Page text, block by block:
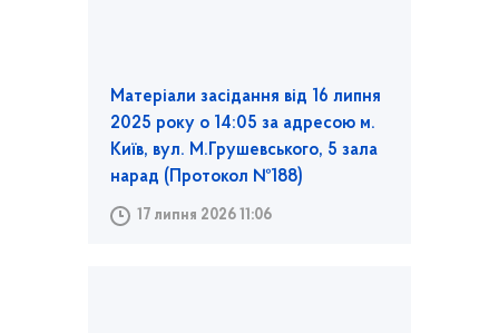
Матеріали засідання від 16 липня
2025 року о 14:05 за адресою м.
Київ, вул. М.Грушевського, 5 зала
нарад (Протокол №188)
17 липня 2026 11:06